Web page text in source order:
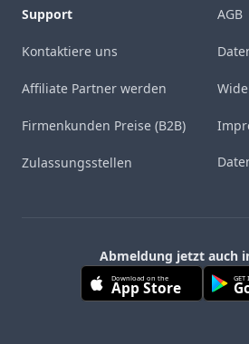
Support
Kontaktiere uns
Affiliate Partner werden
Firmenkunden Preise (B2B)
Zulassungsstellen
AGB
Abmeldung jetzt auch
Download on the
App Store GET